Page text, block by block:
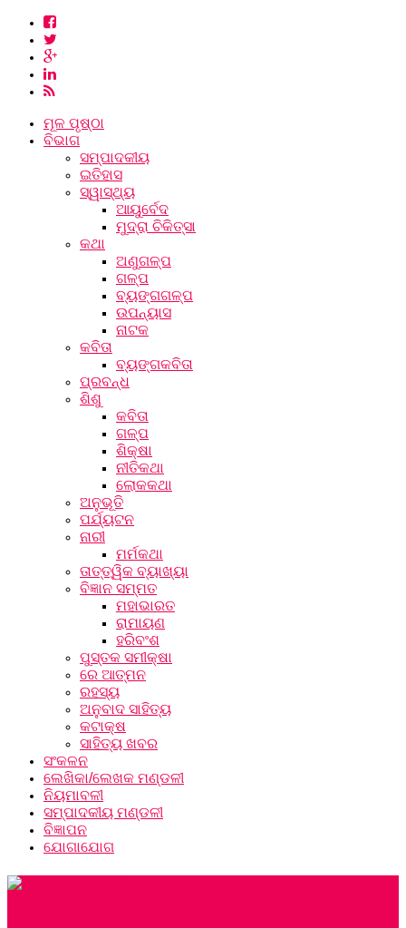
ମୂଳ ପୃଷ୍ଠା
ବିଭାଗ
ସମ୍ପାଦକୀୟ
ଇତିହାସ
ସ୍ୱାସ୍ଥ୍ୟ
ଆୟୁର୍ବେଦ
ମୁଦ୍ରା ଚିକିତ୍ସା
କଥା
ଅଣୁଗଳ୍ପ
ଗଳ୍ପ
ବ୍ୟଙ୍ଗଗଳ୍ପ
ଉପନ୍ୟାସ
ନାଟକ
କବିତା
ବ୍ୟଙ୍ଗକବିତା
ପ୍ରବନ୍ଧ
ଶିଶୁ
କବିତା
ଗଳ୍ପ
ଶିକ୍ଷା
ନୀତିକଥା
ଲୋକକଥା
ଅନୁଭୂତି
ପର୍ଯ୍ୟଟନ
ନାରୀ
ମର୍ମକଥା
ତାତ୍ତ୍ୱିକ ବ୍ୟାଖ୍ୟା
ବିଜ୍ଞାନ ସମ୍ମତ
ମହାଭାରତ
ରାମାୟଣ
ହରିବଂଶ
ପୁସ୍ତକ ସମୀକ୍ଷା
ରେ ଆତ୍ମନ
ରହସ୍ୟ
ଅନୁବାଦ ସାହିତ୍ୟ
କଟାକ୍ଷ
ସାହିତ୍ୟ ଖବର
ସଂକଳନ
ଲେଖିକା/ଲେଖକ ମଣ୍ଡଳୀ
ନିୟମାବଳୀ
ସମ୍ପାଦକୀୟ ମଣ୍ଡଳୀ
ବିଜ୍ଞାପନ
ଯୋଗାଯୋଗ